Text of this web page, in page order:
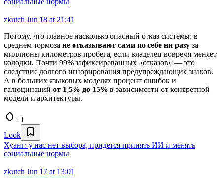
социальные нормы
zkutch Jun 18 at 21:41
Потому, что главное насколько опасный отказ системы: в
среднем тормоза не отказывают сами по себе ни разу за
миллионы километров пробега, если владелец вовремя меняет
колодки. Почти 99% зафиксированных «отказов» — это
следствие долгого игнорирования предупреждающих знаков.
А в больших языковых моделях процент ошибок и
галюцинаций от 1,5% до 15% в зависимости от конкретной
модели и архитектуры.
+1
Look
Хуанг: у нас нет выбора, придется принять ИИ и менять
социальные нормы
zkutch Jun 17 at 13:01